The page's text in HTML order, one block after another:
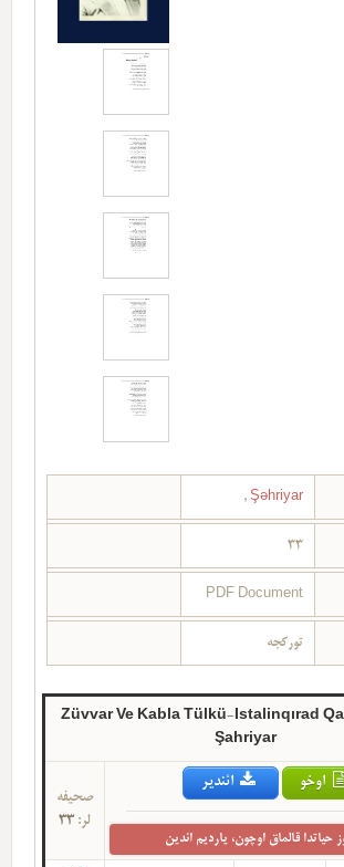
Şəhriyar
,
33
PDF Document
تورکجه
Züvvar Ve Kabla Tülkü-Istalinqırad
Şahriyar
اوخو ائندیر
حیاتدا قالماق اوچون، یاردیم ائدین
صحیفه
لر: